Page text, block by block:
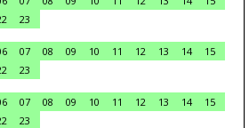
23
07 08 09 10 11 12 13 14
15
23
07 08 09 10 11 12 13 14
15
23